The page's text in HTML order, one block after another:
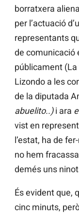
borratxera
per l’actuació
representants
de comunicació
públicament (La
Lizondo a les
de la diputada
abuelito..)i ara
vist en
l’estat, ha de
no hem
demés uns
És evident que,
cinc minuts,